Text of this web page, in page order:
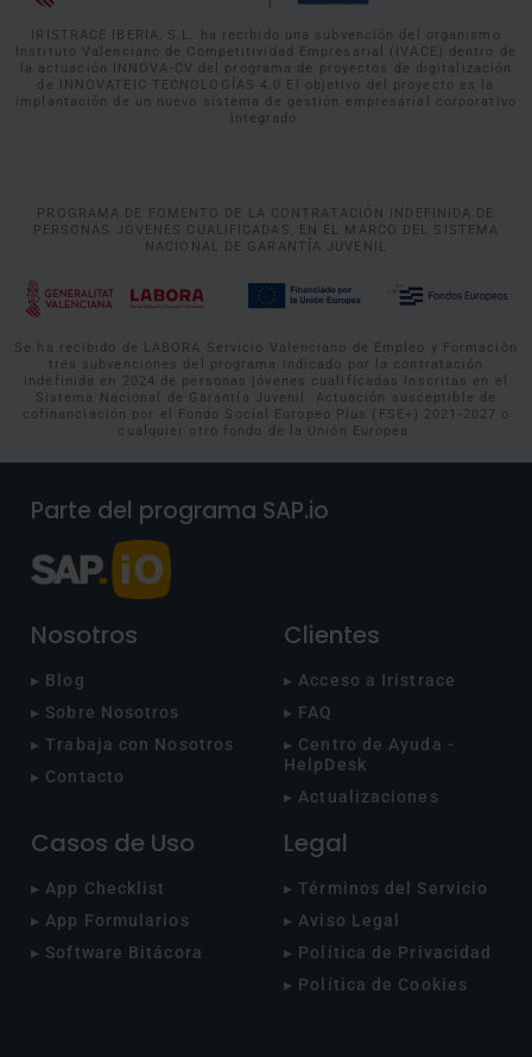
IRISTRACE IBERIA, S.L. ha recibido una subvención del organismo
Instituto Valenciano de Competitividad Empresarial (IVACE) dentro de
la actuación INNOVA-CV del programa de proyectos de digitalización
de INNOVATEIC TECNOLOGÍAS 4.0 El objetivo del proyecto es la
implantación de un nuevo sistema de gestión empresarial corporativo
integrado.
PROGRAMA DE FOMENTO DE LA CONTRATACIÓN INDEFINIDA DE
PERSONAS JÓVENES CUALIFICADAS, EN EL MARCO DEL SISTEMA
NACIONAL DE GARANTÍA JUVENIL
Se ha recibido de LABORA Servicio Valenciano de Empleo y Formación
tres subvenciones del programa indicado por la contratación
indefinida en 2024 de personas jóvenes cualificadas inscritas en el
Sistema Nacional de Garantía Juvenil. Actuación susceptible de
cofinanciación por el Fondo Social Europeo Plus (FSE+) 2021-2027 o
cualquier otro fondo de la Unión Europea.
Parte del programa SAP.io
Nosotros
▸ Blog
▸ Sobre Nosotros
▸ Trabaja con Nosotros
▸ Contacto
Clientes
▸ Acceso a Iristrace
▸ FAQ
▸ Centro de Ayuda -
HelpDesk
▸ Actualizaciones
Casos de Uso
▸ App Checklist
▸ App Formularios
▸ Software Bitácora
Legal
▸ Términos del Servicio
▸ Aviso Legal
▸ Política de Privacidad
▸ Política de Cookies